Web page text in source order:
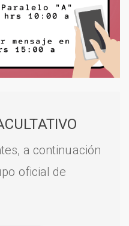
a continuación
oficial de